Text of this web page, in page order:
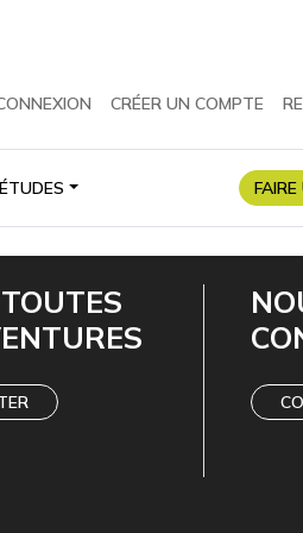
CRÉER UN COMPTE
ÉTUDES